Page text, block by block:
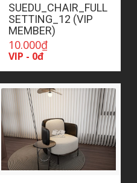
SUEDU_CHAIR_FULL
SETTING_12 (VIP
MEMBER)
10.000₫
VIP - 0đ